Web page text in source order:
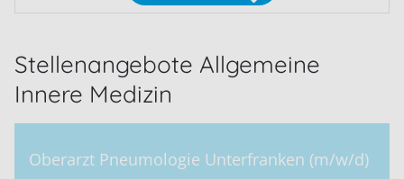
Stellenangebote Allgemeine
Innere Medizin
Oberarzt Pneumologie Unterfranken (m/w/d)